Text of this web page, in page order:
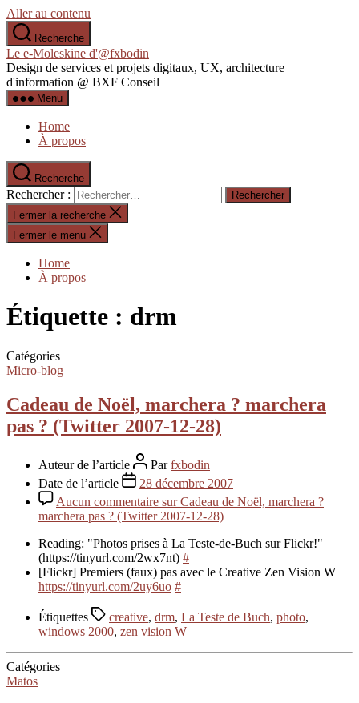
Aller au contenu
Recherche
Le e-Moleskine d'@fxbodin
Design de services et projets digitaux, UX, architecture
d'information @ BXF Conseil
Menu
Home
À propos
Recherche
Rechercher :
Fermer la recherche
Fermer le menu
Home
À propos
Étiquette : drm
Catégories
Micro-blog
Cadeau de Noël, marchera ? marchera
pas ? (Twitter 2007-12-28)
Auteur de l’article Parfxbodin
Date de l’article
28 décembre 2007
Aucun commentaire sur Cadeau de Noël, marchera ?
marchera pas ? (Twitter 2007-12-28)
Reading: "Photos prises à La Teste-de-Buch sur Flickr!"
(https://tinyurl.com/2wx7nt) #
[Flickr] Premiers (faux) pas avec le Creative Zen Vision W
https://tinyurl.com/2uy6uo #
Étiquettes creative, drm, La Teste de Buch, photo,
windows 2000, zen vision W
Catégories
Matos